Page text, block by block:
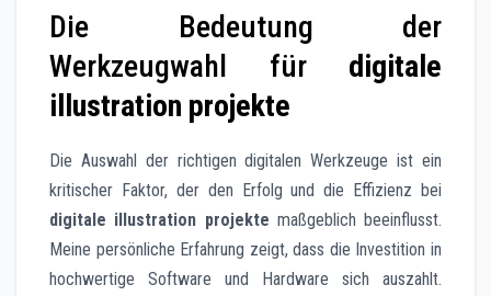
Die Bedeutung der
Werkzeugwahl für digitale
illustration projekte
Die Auswahl der richtigen digitalen Werkzeuge ist ein
kritischer Faktor, der den Erfolg und die Effizienz bei
digitale illustration projekte maßgeblich beeinflusst.
Meine persönliche Erfahrung zeigt, dass die Investition in
hochwertige Software und Hardware sich auszahlt.